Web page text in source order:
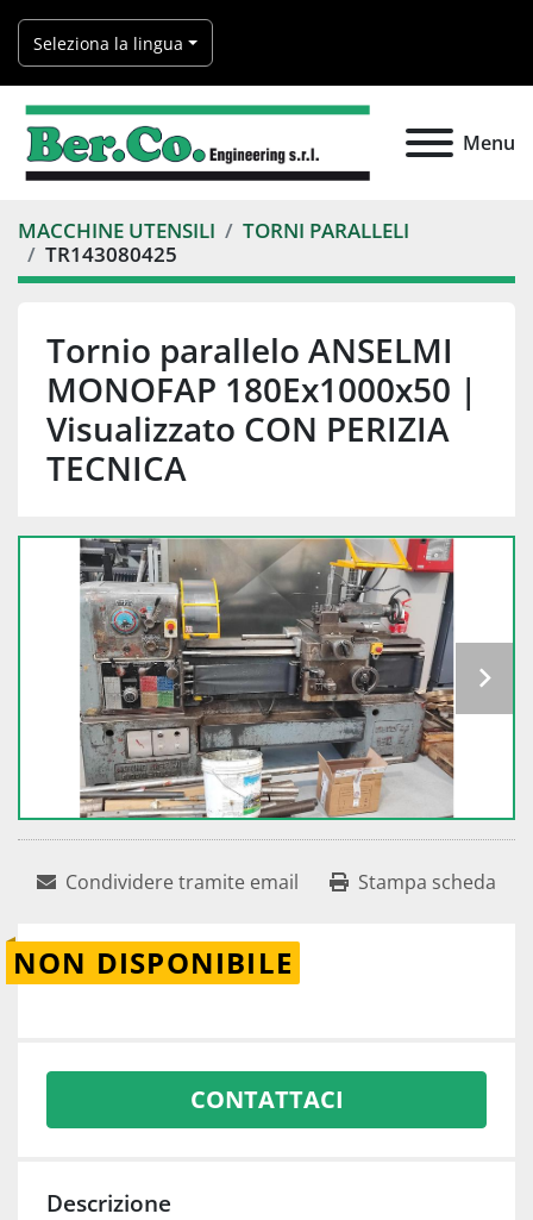
Seleziona la lingua
Menu
MACCHINE UTENSILI
TORNI PARALLELI
TR143080425
Tornio parallelo ANSELMI
MONOFAP 180Ex1000x50 |
Visualizzato CON PERIZIA
TECNICA
Condividere tramite email Stampa scheda
NON DISPONIBILE
CONTATTACI
Descrizione